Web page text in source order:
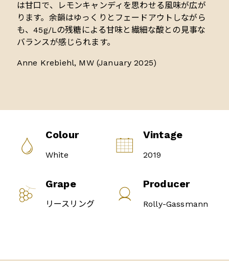
は甘口で、レモンキャンディを思わせる風味が広が
ります。余韻はゆっくりとフェードアウトしながら
も、45g/Lの残糖による甘味と繊細な酸との見事な
バランスが感じられます。
Anne Krebiehl, MW (January 2025)
Colour
White
Vintage
2019
Grape
リースリング
Producer
Rolly-Gassmann